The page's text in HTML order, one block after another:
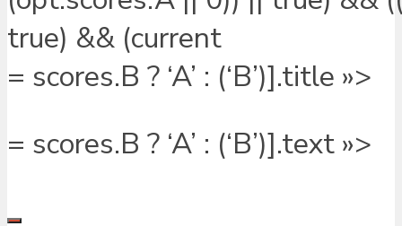
true) && (current
= scores.B ? ‘A’ : (‘B’)].title »>
= scores.B ? ‘A’ : (‘B’)].text »>